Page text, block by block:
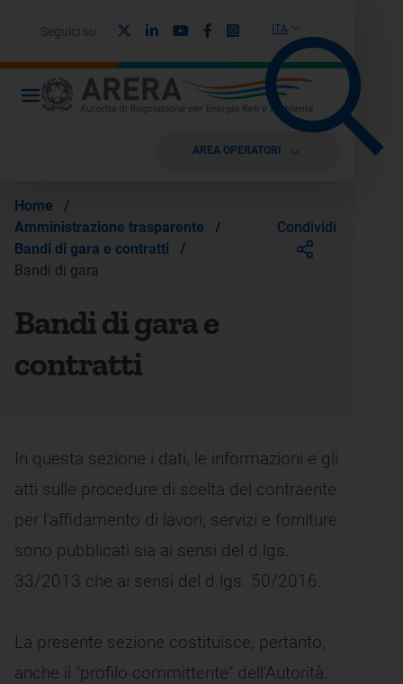
ITA
Seguici su: LinkedinYoutubeFacebook
Instagram
AREA OPERATORI
Home
/
Amministrazione trasparente
/
Bandi di gara e contratti
/
Bandi di gara
Condividi
Bandi di gara e
contratti
In questa sezione i dati, le informazioni e gli
atti sulle procedure di scelta del contraente
per l'affidamento di lavori, servizi e forniture
sono pubblicati sia ai sensi del d.lgs.
33/2013 che ai sensi del d.lgs. 50/2016.
La presente sezione costituisce, pertanto,
anche il "profilo committente" dell'Autorità.